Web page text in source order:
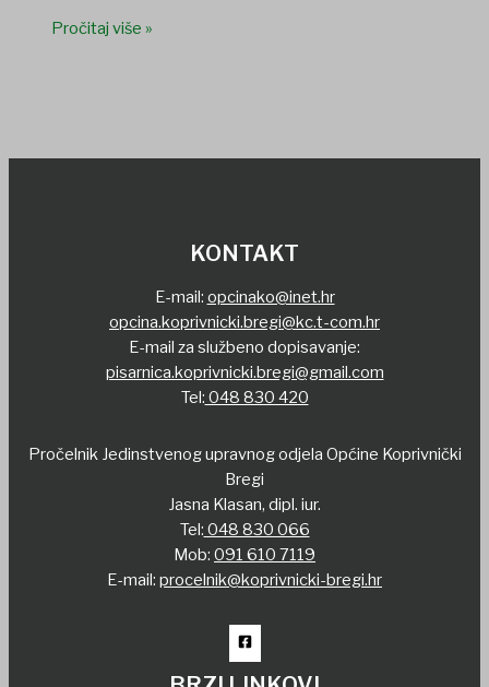
Pročitaj više »
KONTAKT
E-mail: opcinako@inet.hr
opcina.koprivnicki.bregi@kc.t-com.hr
E-mail za službeno dopisavanje:
pisarnica.koprivnicki.bregi@gmail.com
Tel: 048 830 420
Pročelnik Jedinstvenog upravnog odjela Općine Koprivnički
Bregi
Jasna Klasan, dipl. iur.
Tel: 048 830 066
Mob: 091 610 7119
E-mail: procelnik@koprivnicki-bregi.hr